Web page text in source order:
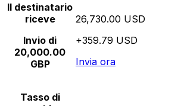
Il destinatario
riceve
Invio di
20,000.00
GBP
26,730.00 USD
+359.79 USD
Invia ora
Tasso di